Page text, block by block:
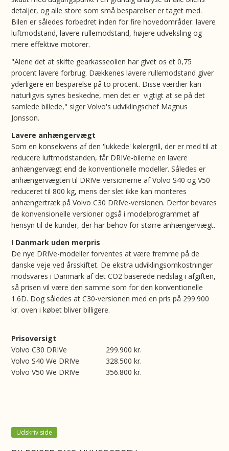
detaljer, og alle store som små besparelser er taget med.
Bilen er således forbedret inden for fire hovedområder: lavere
luftmodstand, lavere rullemodstand, højere udveksling og
mere effektive motorer.
"Alene det at skifte gearkasseolien har givet os et 0,75
procent lavere forbrug. Dækkenes lavere rullemodstand giver
yderligere en besparelse på to procent. Disse værdier kan
naturligvis synes beskedne, men det er vigtigt at se på det
samlede billede," siger Volvo's udviklingschef Magnus
Jonsson.
Lavere anhængervægt
Som en konsekvens af den 'lukkede' kølergrill, der er med til at
reducere luftmodstanden, får DRIVe-bilerne en lavere
anhængervægt end de konventionelle modeller. Således er
anhængervægten til DRIVe-versionerne af Volvo S40 og V50
reduceret til 800 kg, mens der slet ikke kan monteres
anhængertræk på Volvo C30 DRIVe-versionen. Derfor bevares
de konvensionelle versioner også i modelprogrammet af
hensyn til de kunder, der har behov for større anhængervægt.
I Danmark uden merpris
De nye DRIVe-modeller forventes at være fremme på de
danske veje ved årsskiftet. De ekstra udviklingsomkostninger
modsvares i Danmark af det CO2 baserede nedslag i afgiften,
så prisen vil være den samme som for den konventionelle
1.6D. Dog således at C30-versionen med en pris på 299.900
kr. oven i købet bliver billigere.
Prisoversigt
Volvo C30 DRIVe 299.900 kr.
Volvo S40 We DRIVe 328.500 kr.
Volvo V50 We DRIVe 356.800 kr.
Udskriv side